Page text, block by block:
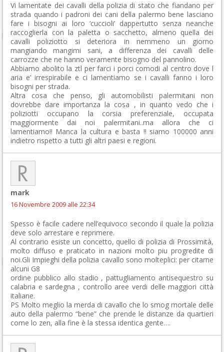
Vi lamentate dei cavalli della polizia di stato che fiandano per
strada quando i padroni dei cani della palermo bene lasciano
fare i bisogni ai loro ‘cuccioli’ dappertutto senza neanche
raccoglierla con la paletta o sacchetto, almeno quella dei
cavalli poliziotto si deteriora in nemmeno un giorno
mangiando mangimi sani, a differenza dei cavalli delle
carrozze che ne hanno veramente bisogno del pannolino.
Abbiamo abolito la ztl per farci i porci comodi al centro dove l
aria e’ irrespirabile e ci lamentiamo se i cavalli fanno i loro
bisogni per strada.
Altra cosa che penso, gli automobilisti palermitani non
dovrebbe dare importanza la cosa , in quanto vedo che i
poliziotti occupano la corsia preferenziale, occupata
maggiormente dai noi palermitani..ma allora che ci
lamentiamo!! Manca la cultura e basta !! siamo 100000 anni
indietro rispetto a tutti gli altri paesi e regioni.
mark
16 Novembre 2009 alle 22:34
Spesso è facile cadere nell’equivoco secondo il quale la polizia
deve solo arrestare e reprimere.
Al contrario esiste un concetto, quello di polizia di Prossimità,
molto diffuso e praticato in nazioni molto piu progredite di
noi.Gli Impieghi della polizia cavallo sono molteplici: per citarne
alcuni G8
ordine pubblico allo stadio , pattugliamento antisequestro su
calabria e sardegna , controllo aree verdi delle maggiori città
italiane.
PS Molto meglio la merda di cavallo che lo smog mortale delle
auto della palermo “bene” che prende le distanze da quartieri
come lo zen, alla fine è la stessa identica gente….